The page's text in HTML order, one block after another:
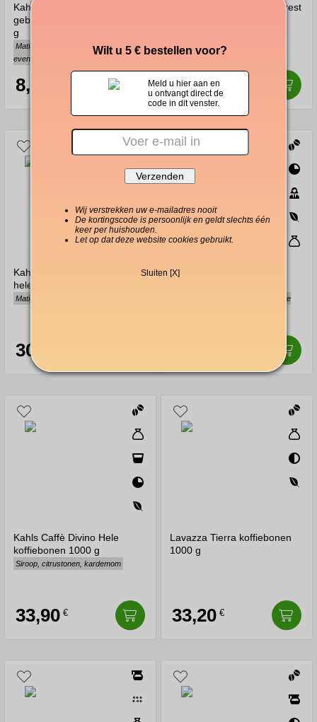
Kahls Kram medium
gebrande gemalen koffie 200
g
Matig zuur, zachte afdronk,
evenwichtig
8,50
Arvid Nordquist Green Forest
29,70€
Kahls Kram donkergebrande
hele koffiebonen 1000 g
Matig zuur, karamel, rode bessen
30,60
Zoégas Eco Coffee hele
Fruitig, smaakvol, precies de juiste
Kahls Caffè Divino Hele
koffiebonen 1000 g
Siroop, citrustonen, kardemom
33,90€
Lavazza Tierra koffiebonen
1000 g
33,20€
Wilt u 5 € bestellen voor?
Meld u hier aan en
u ontvangt direct de
code in dit venster.
Wij verstrekken uw e-mailadres nooit
De kortingscode is persoonlijk en geldt slechts één
keer per huishouden.
Let op dat deze website cookies gebruikt.
Sluiten [X]